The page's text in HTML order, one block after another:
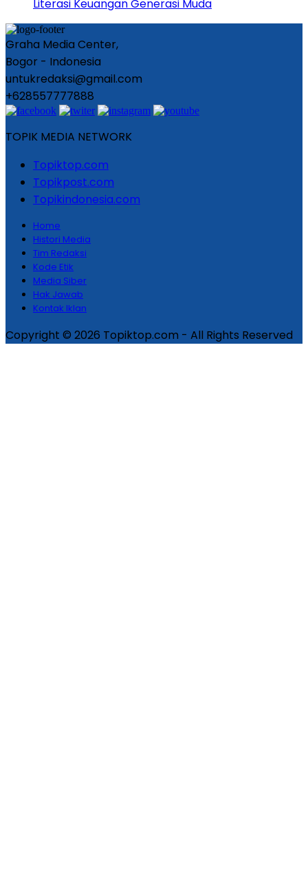
Literasi Keuangan Generasi Muda
Graha Media Center,
Bogor - Indonesia
untukredaksi@gmail.com
+628557777888
TOPIK MEDIA NETWORK
Topiktop.com
Topikpost.com
Topikindonesia.com
Home
Histori Media
Tim Redaksi
Kode Etik
Media Siber
Hak Jawab
Kontak Iklan
Copyright © 2026 Topiktop.com - All Rights Reserved